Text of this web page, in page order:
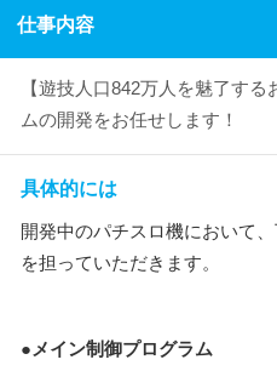
仕事内容
【遊技人口842万人を魅了す
ムの開発をお任せします！
具体的には
開発中のパチスロ機において
を担っていただきます。
●メイン制御プログラム